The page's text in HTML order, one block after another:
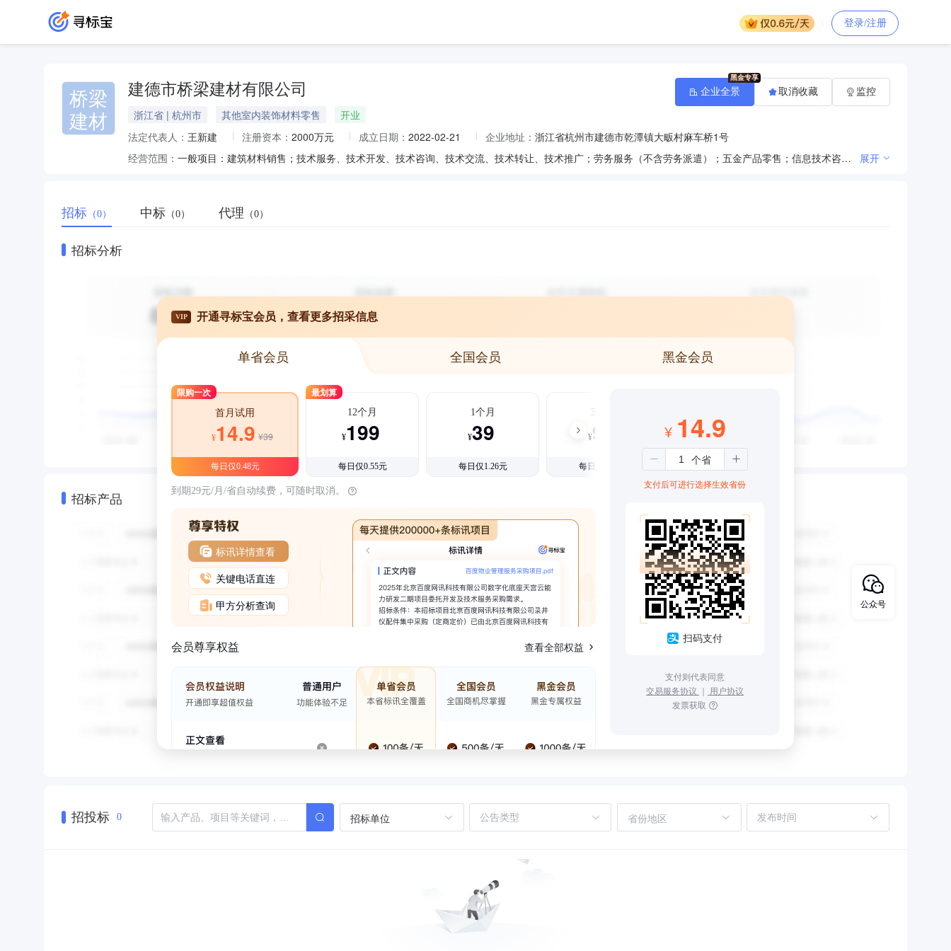
登录/注册
桥梁
建材
建德市桥梁建材有限公司
浙江省 | 杭州市 其他室内装饰材料零售
开业
法定代表人： 王新建 注册资本： 2000万元 成立日期： 2022-02-21 企业地址： 浙江省杭州市建德市乾潭镇大畈村麻车桥1号
经营范围：
一般项目：建筑材料销售；技术服务、技术开发、技术咨询、技术交流、技术转让、技术推广；劳务服务（不含劳务派遣）；五金产品零售；信息技术咨询服务；矿山机械销售；矿物洗选加工；非金属矿物制品制造（除依法须经批准的项目外，凭营业执照依法自主开展经营活动）。 展开
企业全景 取消收藏 监控
招标 （0） 中标 （0） 代理 （0）
招标分析
招标产品
VIP 开通寻标宝会员，查看更多招采信息
单省会员 全国会员 黑金会员
限购一次
首月试用
¥14.9 ¥39
每日仅0.48元
最划算
12个月
¥199
每日仅0.55元
1个月
¥39
每日仅1.26元
3个月
¥99
每日仅1.08元
到期29元/月/省自动续费，可随时取消。
标讯详情查看
关键电话直连
甲方分析查询
会员尊享权益 查看全部权益
¥ 14.9
支付后可进行选择生效省份
扫码支付
支付则代表同意
交易服务协议 ｜ 用户协议
发票获取
招投标 0 招标单位 省份地区
公众号